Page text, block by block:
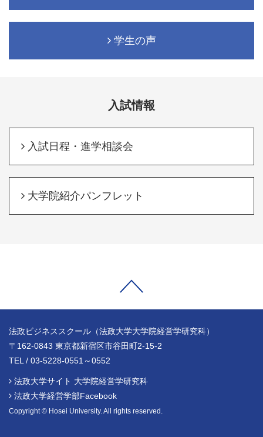
学生の声
入試情報
入試日程・進学相談会
大学院紹介パンフレット
法政ビジネススクール（法政大学大学院経営学研究科）
〒162-0843 東京都新宿区市谷田町2-15-2
TEL / 03-5228-0551～0552
法政大学サイト 大学院経営学研究科
法政大学経営学部Facebook
Copyright © Hosei University. All rights reserved.